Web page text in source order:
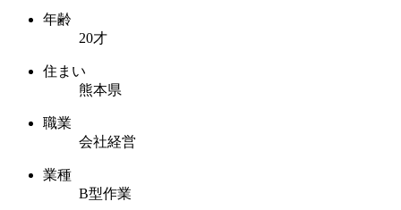
年齢
20才
住まい
熊本県
職業
会社経営
業種
B型作業